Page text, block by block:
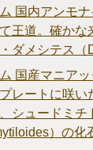
国内アンモ
王道。確かな
ダメシテス（
国産マニア
レートに咲い
シュードミチ
）の化